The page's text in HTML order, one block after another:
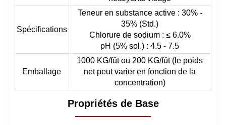
Spécifications
Teneur en substance active : 30% -
35% (Std.)
Chlorure de sodium : ≤ 6.0%
pH (5% sol.) : 4.5 - 7.5
Emballage
1000 KG/fût ou 200 KG/fût (le poids
net peut varier en fonction de la
concentration)
Propriétés de Base